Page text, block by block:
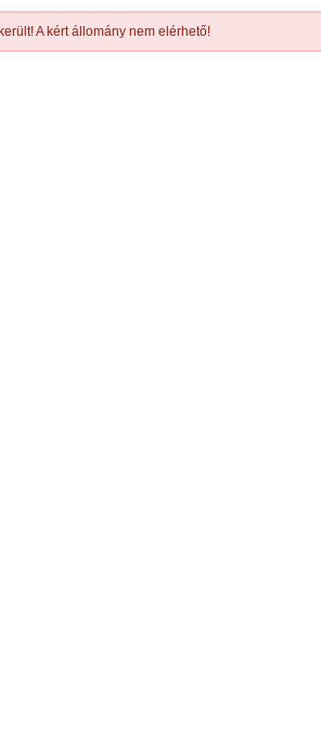
A kért állomány nem elérhető!